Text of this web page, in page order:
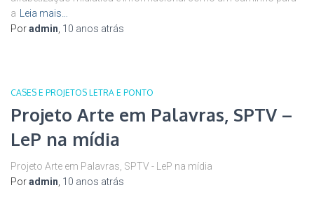
a
Leia mais…
Poradmin 10 anos atrás
CASES E PROJETOS LETRA E PONTO
Projeto Arte em Palavras, SPTV –
LeP na mídia
Projeto Arte em Palavras, SPTV - LeP na mídia
Poradmin 10 anos atrás